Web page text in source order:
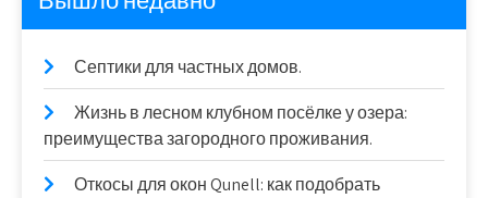
Септики для частных домов.
Жизнь в лесном клубном посёлке у озера:
преимущества загородного проживания.
Откосы для окон Qunell: как подобрать